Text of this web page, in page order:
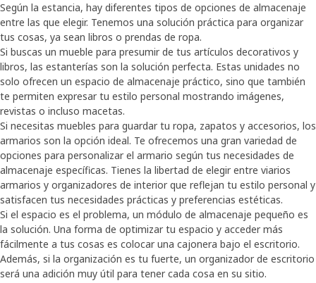
Según la estancia, hay diferentes tipos de opciones de almacenaje
entre las que elegir. Tenemos una solución práctica para organizar
tus cosas, ya sean libros o prendas de ropa.
Si buscas un mueble para presumir de tus artículos decorativos y
libros, las estanterías son la solución perfecta. Estas unidades no
solo ofrecen un espacio de almacenaje práctico, sino que también
te permiten expresar tu estilo personal mostrando imágenes,
revistas o incluso macetas.
Si necesitas muebles para guardar tu ropa, zapatos y accesorios, los
armarios son la opción ideal. Te ofrecemos una gran variedad de
opciones para personalizar el armario según tus necesidades de
almacenaje específicas. Tienes la libertad de elegir entre viarios
armarios y organizadores de interior que reflejan tu estilo personal y
satisfacen tus necesidades prácticas y preferencias estéticas.
Si el espacio es el problema, un módulo de almacenaje pequeño es
la solución. Una forma de optimizar tu espacio y acceder más
fácilmente a tus cosas es colocar una cajonera bajo el escritorio.
Además, si la organización es tu fuerte, un organizador de escritorio
será una adición muy útil para tener cada cosa en su sitio.